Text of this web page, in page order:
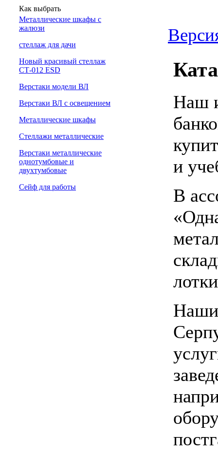
Как выбрать
Металлические шкафы с
жалюзи
cтеллаж для дачи
Новый красивый стеллаж
СТ-012 ESD
Верстаки модели ВЛ
Верстаки ВЛ с освещением
Металлические шкафы
Стеллажи металлические
Верстаки металлические
однотумбовые и
двухтумбовые
Сейф для работы
Наш
и
В